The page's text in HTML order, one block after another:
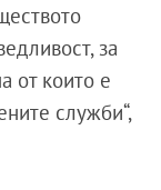
за
от които е
служби“,